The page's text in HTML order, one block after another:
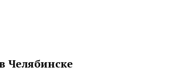
Челябинске